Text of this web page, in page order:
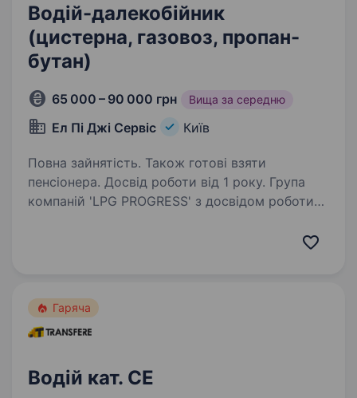
Водій-далекобійник
(цистерна, газовоз, пропан-
бутан)
65 000 – 90 000 грн Вища за середню
Ел Пі Джі Сервіс Київ
Повна зайнятість. Також готові взяти
пенсіонера. Досвід роботи від 1 року. Група
компаній 'LPG PROGRESS' з досвідом роботи
бутану, для розширення штату набирає водіїв-
Гаряча
Водій кат. СЕ